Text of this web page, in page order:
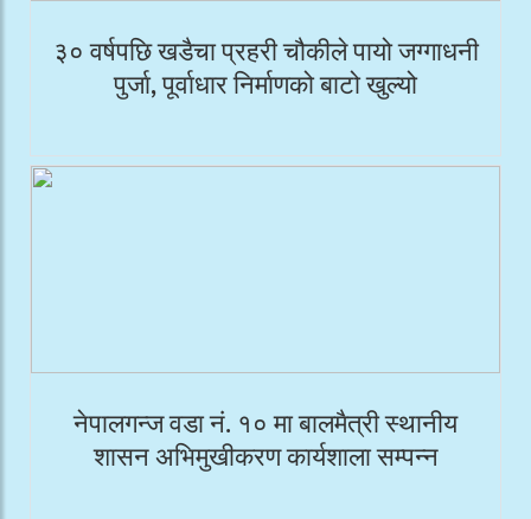
३० वर्षपछि खडैचा प्रहरी चौकीले पायो जग्गाधनी
पुर्जा, पूर्वाधार निर्माणको बाटो खुल्यो
नेपालगन्ज वडा नं. १० मा बालमैत्री स्थानीय
शासन अभिमुखीकरण कार्यशाला सम्पन्न